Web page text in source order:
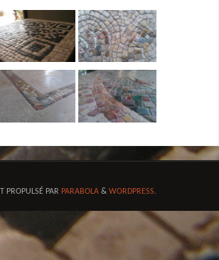
PROPULSÉ PAR PARABOLA & WORDPRESS.